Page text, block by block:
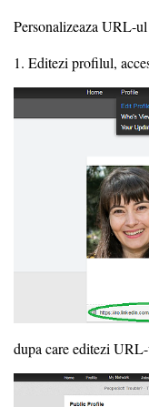
Personalizeaza URL-
1. Editezi profilul,
dupa care editezi